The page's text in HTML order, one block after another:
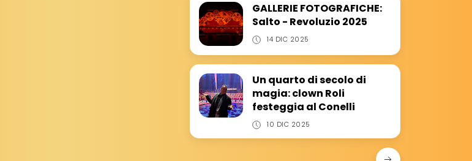
GALLERIE FOTOGRAFICHE:
Salto - Revoluzio 2025
14 DIC 2025
Un quarto di secolo di
magia: clown Roli
festeggia al Conelli
10 DIC 2025